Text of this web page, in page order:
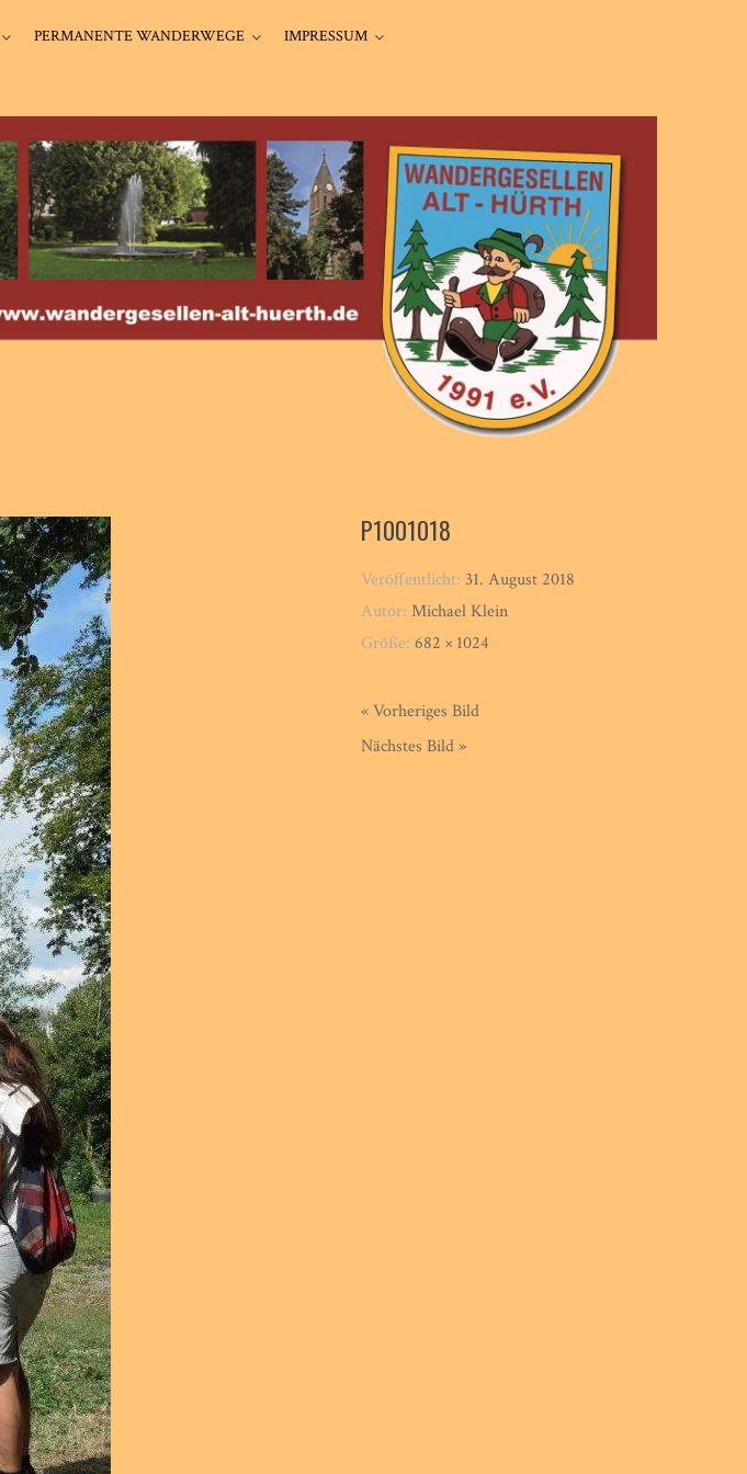
PERMANENTE WANDERWEGE IMPRESSUM
P1001018
Veröffentlicht:31. August 2018
Autor:Michael Klein
Größe:682 × 1024
« Vorheriges Bild
Nächstes Bild »